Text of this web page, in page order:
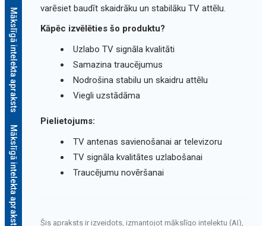
Mākslīgā intelekta apraksts
Mākslīgā intelekta apraksts
varēsiet baudīt skaidrāku un stabilāku TV attēlu.
Kāpēc izvēlēties šo produktu?
Uzlabo TV signāla kvalitāti
Samazina traucējumus
Nodrošina stabilu un skaidru attēlu
Viegli uzstādāma
Pielietojums:
TV antenas savienošanai ar televizoru
TV signāla kvalitātes uzlabošanai
Traucējumu novēršanai
Šis apraksts ir izveidots, izmantojot mākslīgo intelektu (AI),